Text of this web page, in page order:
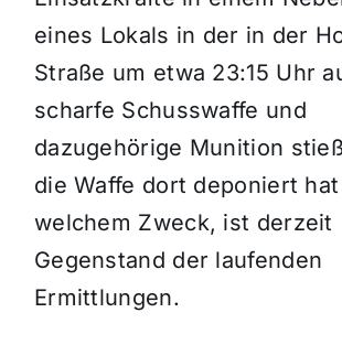
eines Lokals in der in der
Straße um etwa 23:15 Uhr
scharfe Schusswaffe und
dazugehörige Munition
die Waffe dort deponiert
welchem Zweck, ist derzeit
Gegenstand der laufenden
Ermittlungen.